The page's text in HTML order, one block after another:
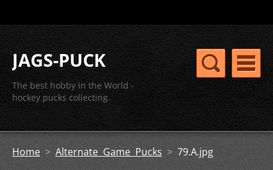
JAGS-PUCK
The best hobby in the World -
hockey pucks collecting.
Home > Alternate Game Pucks > 79.A.jpg